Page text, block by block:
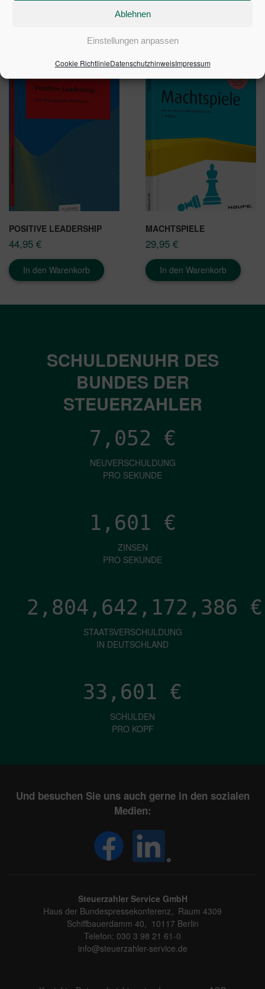
Ablehnen
Einstellungen anpassen
Cookie RichtlinieDatenschutzhinweisImpressum
ÄHNLICHE PRODUKTE
POSITIVE LEADERSHIP
44,95 €
In den Warenkorb
MACHTSPIELE
29,95 €
In den Warenkorb
SCHULDENUHR DES
BUNDES DER
STEUERZAHLER
7,052 €
NEUVERSCHULDUNG
PRO SEKUNDE
1,601 €
ZINSEN
PRO SEKUNDE
2,804,642,174,487 €
STAATSVERSCHULDUNG
IN DEUTSCHLAND
33,601 €
SCHULDEN
PRO KOPF
Und besuchen Sie uns auch gerne in den sozialen
Medien:
Steuerzahler Service GmbH
Haus der Bundespressekonferenz, Raum 4309
Schiffbauerdamm 40, 10117 Berlin
Telefon: 030 3 98 21 61-0
info@steuerzahler-service.de